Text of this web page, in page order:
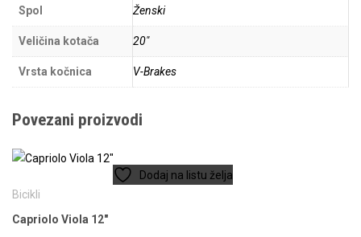
Spol Ženski
Veličina kotača 20"
Vrsta kočnica V-Brakes
Povezani proizvodi
Dodaj na listu želja
Bicikli
Capriolo Viola 12″